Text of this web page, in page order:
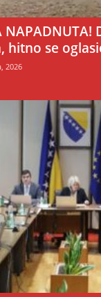
NAPADNUTA!
hitno se
2026